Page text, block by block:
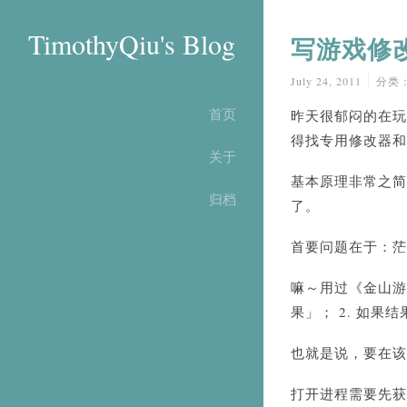
TimothyQiu's Blog
首页
关于
归档
写游戏修
July 24, 2011 分类
昨天很郁闷的在
得找专用修改器
基本原理非常之
了。
首要问题在于：
嘛～用过《金山
果」； 2. 如果结
也就是说，要在
打开进程需要先